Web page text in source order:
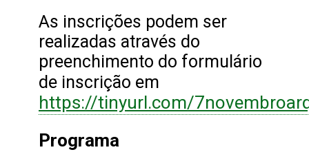
As inscrições podem ser
realizadas através do
preenchimento do formulário
de inscrição em
https://tinyurl.com/
Programa